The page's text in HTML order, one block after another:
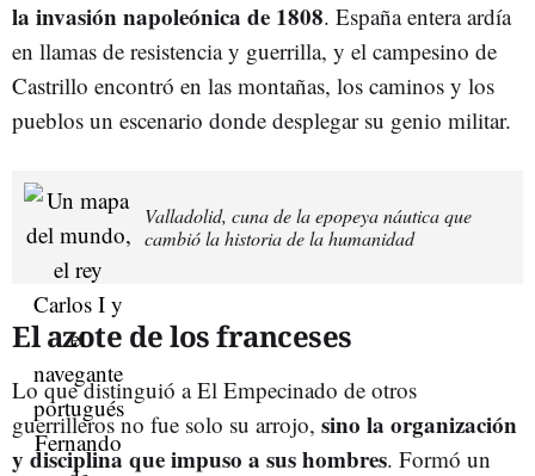
la invasión napoleónica de 1808. España entera ardía
en llamas de resistencia y guerrilla, y el campesino de
Castrillo encontró en las montañas, los caminos y los
pueblos un escenario donde desplegar su genio militar.
Valladolid, cuna de la epopeya náutica que
cambió la historia de la humanidad
El azote de los franceses
Lo que distinguió a El Empecinado de otros
guerrilleros no fue solo su arrojo, sino la organización
y disciplina que impuso a sus hombres. Formó un